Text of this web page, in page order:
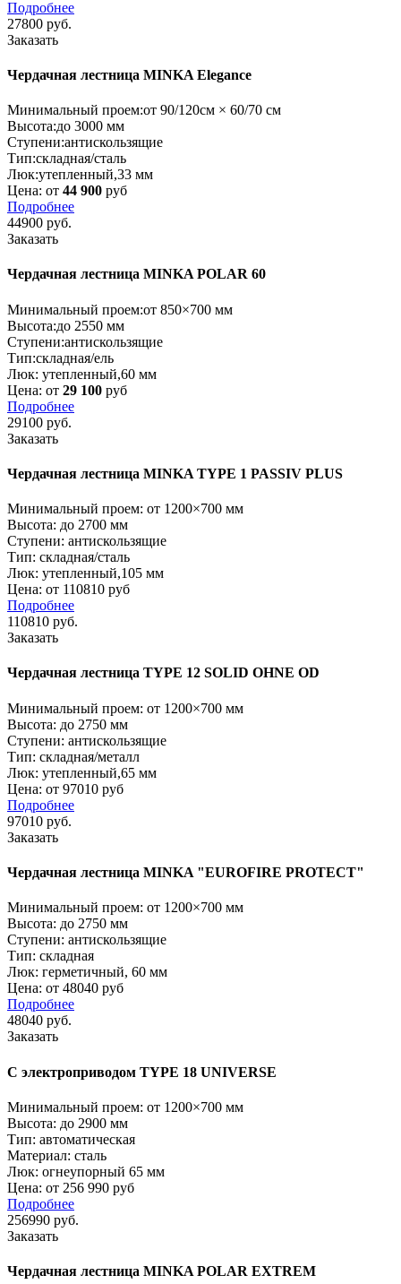
Подробнее
27800 руб.
Заказать
Чердачная лестница MINKA Elegance
Минимальный проем:от 90/120см × 60/70 см
Высота:до 3000 мм
Ступени:антискользящие
Тип:складная/сталь
Люк:утепленный,33 мм
Цена: от 44 900 руб
Подробнее
44900 руб.
Заказать
Чердачная лестница MINKA POLAR 60
Минимальный проем:от 850×700 мм
Высота:до 2550 мм
Ступени:антискользящие
Тип:складная/ель
Люк: утепленный,60 мм
Цена: от 29 100 руб
Подробнее
29100 руб.
Заказать
Чердачная лестница MINKA TYPE 1 PASSIV PLUS
Минимальный проем: от 1200×700 мм
Высота: до 2700 мм
Ступени: антискользящие
Тип: складная/сталь
Люк: утепленный,105 мм
Цена: от 110810 руб
Подробнее
110810 руб.
Заказать
Чердачная лестница TYPE 12 SOLID OHNE OD
Минимальный проем: от 1200×700 мм
Высота: до 2750 мм
Ступени: антискользящие
Тип: складная/металл
Люк: утепленный,65 мм
Цена: от 97010 руб
Подробнее
97010 руб.
Заказать
Чердачная лестница MINKA "EUROFIRE PROTECT"
Минимальный проем: от 1200×700 мм
Высота: до 2750 мм
Ступени: антискользящие
Тип: складная
Люк: герметичный, 60 мм
Цена: от 48040 руб
Подробнее
48040 руб.
Заказать
С электроприводом TYPE 18 UNIVERSE
Минимальный проем: от 1200×700 мм
Высота: до 2900 мм
Тип: автоматическая
Материал: сталь
Люк: огнеупорный 65 мм
Цена: от 256 990 руб
Подробнее
256990 руб.
Заказать
Чердачная лестница MINKA POLAR EXTREM